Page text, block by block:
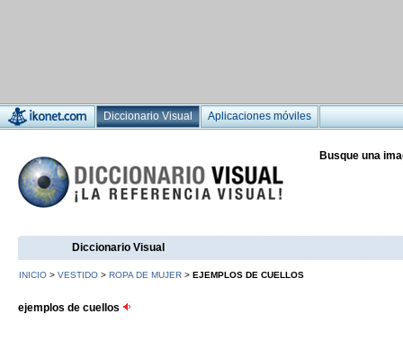
Diccionario Visual Aplicaciones móviles
Busque una
Diccionario Visual
INICIO > VESTIDO > ROPA DE MUJER > EJEMPLOS DE CUELLOS
ejemplos de cuellos